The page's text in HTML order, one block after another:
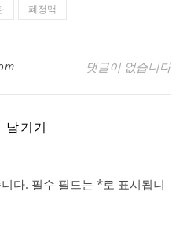
폐정맥
댓글이 없습니다
남기기
다. 필수 필드는 *로 표시됩니